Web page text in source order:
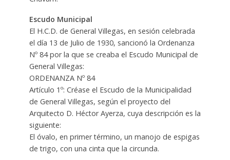
Escudo Municipal
El H.C.D. de General Villegas, en sesión celebrada
el día 13 de Julio de 1930, sancionó la Ordenanza
Nº 84 por la que se creaba el Escudo Municipal de
General Villegas:
ORDENANZA Nº 84
Artículo 1º: Créase el Escudo de la Municipalidad
de General Villegas, según el proyecto del
Arquitecto D. Héctor Ayerza, cuya descripción es la
siguiente:
El óvalo, en primer término, un manojo de espigas
de trigo, con una cinta que la circunda.